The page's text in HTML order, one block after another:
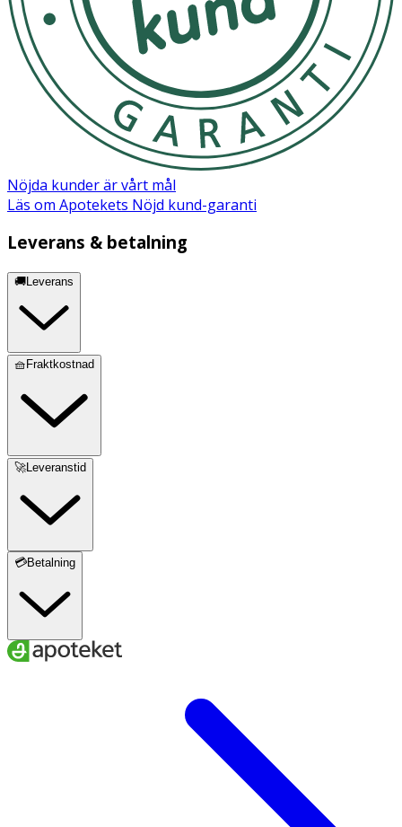
Nöjda kunder är vårt mål
Läs om Apotekets Nöjd kund-garanti
Leverans & betalning
🚚Leverans
🧺Fraktkostnad
🚀Leveranstid
💳Betalning